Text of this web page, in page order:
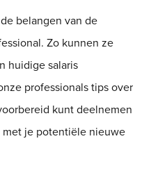
belangen van de
Zo kunnen ze
huidige salaris
professionals tips over
kunt deelnemen
met je potentiële nieuwe